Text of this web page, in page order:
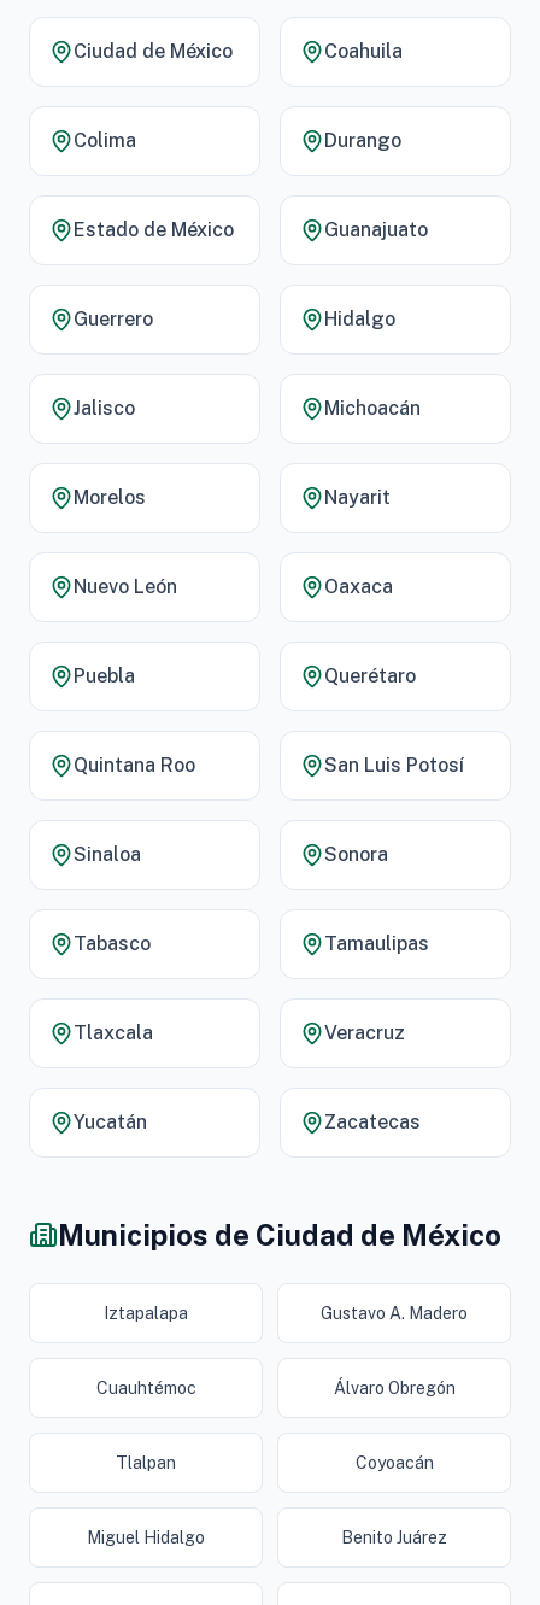
Ciudad de México Coahuila
Colima Durango
Estado de México Guanajuato
Guerrero Hidalgo
Jalisco Michoacán
Morelos Nayarit
Nuevo León Oaxaca
Puebla Querétaro
Quintana Roo San Luis Potosí
Sinaloa Sonora
Tabasco Tamaulipas
Tlaxcala Veracruz
Yucatán Zacatecas
Municipios de Ciudad de México
Iztapalapa Gustavo A. Madero
Cuauhtémoc Álvaro Obregón
Tlalpan Coyoacán
Miguel Hidalgo Benito Juárez